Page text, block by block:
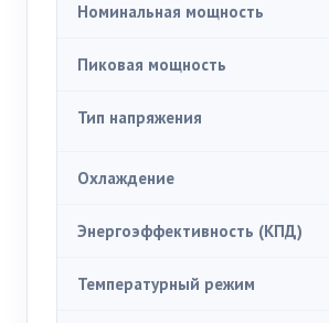
Номинальная мощность
Пиковая мощность
Тип напряжения
Охлаждение
Энергоэффективность (КПД)
Температурный режим